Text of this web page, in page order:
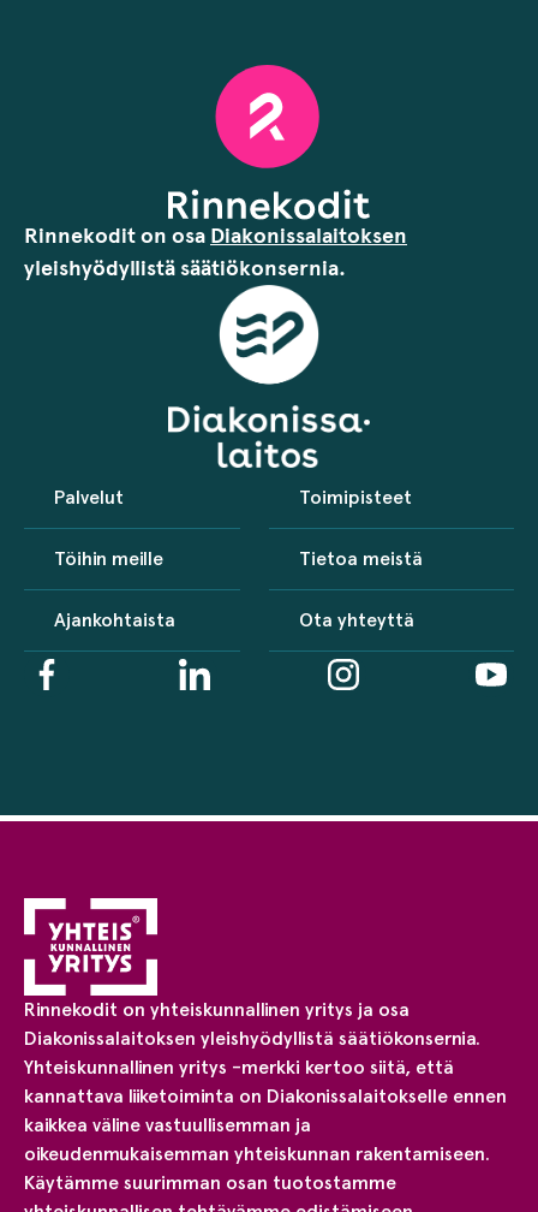
Rinnekodit on osa Diakonissalaitoksen
yleishyödyllistä säätiökonsernia.
Palvelut Toimipisteet
Töihin meille Tietoa meistä
Ajankohtaista Ota yhteyttä
Rinnekodit on yhteiskunnallinen yritys ja osa
Diakonissalaitoksen yleishyödyllistä säätiökonsernia.
Yhteiskunnallinen yritys -merkki kertoo siitä, että
kannattava liiketoiminta on Diakonissalaitokselle ennen
kaikkea väline vastuullisemman ja
oikeudenmukaisemman yhteiskunnan rakentamiseen.
Käytämme suurimman osan tuotostamme